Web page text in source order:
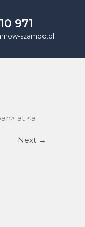
971
szambo.pl
at <a
Next →